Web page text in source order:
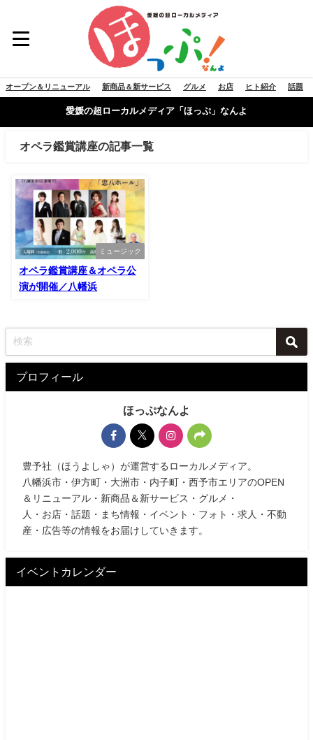
オープン＆リニューアル 新商品＆新サービス グルメ お店 ヒト紹介 話題
愛媛の超ローカルメディア「ほっぷ」なんよ
オペラ鑑賞講座の記事一覧
ミュージック
オペラ鑑賞講座＆オペラ公
演が開催／八幡浜
プロフィール
ほっぷなんよ
豊予社（ほうよしゃ）が運営するローカルメディア。
八幡浜市・伊方町・大洲市・内子町・西予市エリアのOPEN
＆リニューアル・新商品＆新サービス・グルメ・
人・お店・話題・まち情報・イベント・フォト・求人・不動
産・広告等の情報をお届けしていきます。
イベントカレンダー